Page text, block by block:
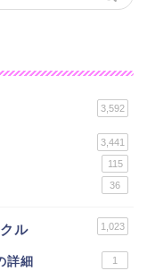
3,592
3,441
115
36
ル 1,023
詳細 1